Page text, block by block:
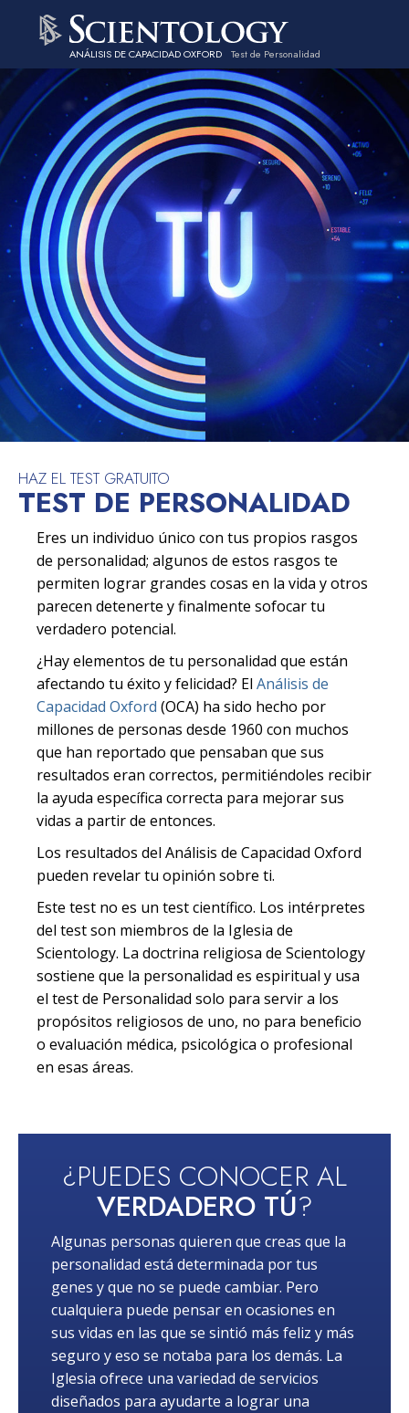
ANÁLISIS DE CAPACIDAD OXFORD Test de Personalidad
HAZ EL TEST GRATUITO
TEST DE PERSONALIDAD
Eres un individuo único con tus propios rasgos
de personalidad; algunos de estos rasgos te
permiten lograr grandes cosas en la vida y otros
parecen detenerte y finalmente sofocar tu
verdadero potencial.
¿Hay elementos de tu personalidad que están
afectando tu éxito y felicidad? El Análisis de
Capacidad Oxford (OCA) ha sido hecho por
millones de personas desde 1960 con muchos
que han reportado que pensaban que sus
resultados eran correctos, permitiéndoles recibir
la ayuda específica correcta para mejorar sus
vidas a partir de entonces.
Los resultados del Análisis de Capacidad Oxford
pueden revelar tu opinión sobre ti.
Este test no es un test científico. Los intérpretes
del test son miembros de la Iglesia de
Scientology. La doctrina religiosa de Scientology
sostiene que la personalidad es espiritual y usa
el test de Personalidad solo para servir a los
propósitos religiosos de uno, no para beneficio
o evaluación médica, psicológica o profesional
en esas áreas.
¿PUEDES CONOCER AL
VERDADERO TÚ?
Algunas personas quieren que creas que la
personalidad está determinada por tus
genes y que no se puede cambiar. Pero
cualquiera puede pensar en ocasiones en
sus vidas en las que se sintió más feliz y más
seguro y eso se notaba para los demás. La
Iglesia ofrece una variedad de servicios
diseñados para ayudarte a lograr una